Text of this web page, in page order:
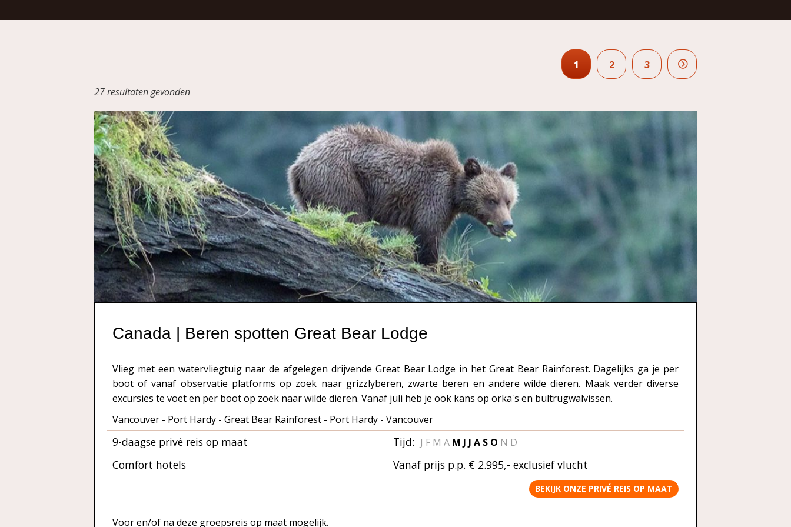
1 2 3
27 resultaten gevonden
Canada | Beren spotten Great Bear Lodge
Vlieg met een watervliegtuig naar de afgelegen drijvende Great Bear Lodge in het Great Bear Rainforest. Dagelijks ga je per
boot of vanaf observatie platforms op zoek naar grizzlyberen, zwarte beren en andere wilde dieren. Maak verder diverse
excursies te voet en per boot op zoek naar wilde dieren. Vanaf juli heb je ook kans op orka's en bultrugwalvissen.
Vancouver - Port Hardy - Great Bear Rainforest - Port Hardy - Vancouver
9-daagse privé reis op maat Tijd: J F M A M J J A S O N D
Comfort hotels Vanaf prijs p.p. € 2.995,- exclusief vlucht
BEKIJK ONZE PRIVÉ REIS OP MAAT
Voor en/of na deze groepsreis op maat mogelijk.